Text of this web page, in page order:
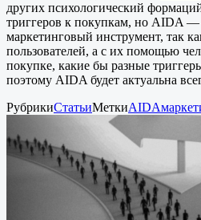
других психологический
триггеров к покупкам, но AIDA
маркетинговый инструмент, так
пользователей, а с их помощью
покупке, какие бы разные
поэтому AIDA будет актуальна
РубрикиСтатьиМеткиAIDA